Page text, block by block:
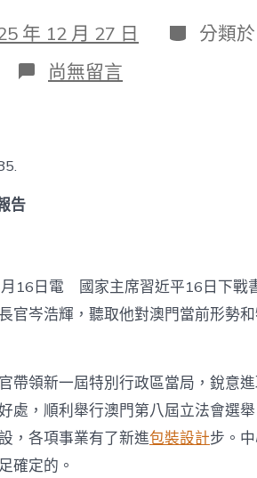
年 12 月 27 日 分
類
分類於
在
〈習
活
動
岑
述
職
報
告〉
中
尚無留言
告
16日電 國家主席習近平16日下戰
官岑浩輝，聽取他對澳門當前形勢
帶領新一屆特別行政區當局，銳意
處，順利舉行澳門第八屆立法會選
，各項事業有了新進包裝設計步。
確定的。